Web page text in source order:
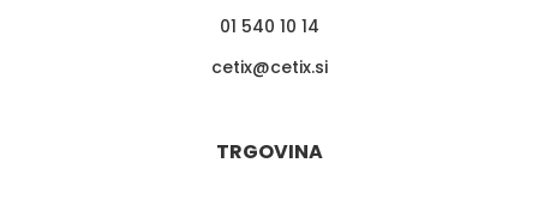
01 540 10 14
cetix
cetix.si
TRGOVINA